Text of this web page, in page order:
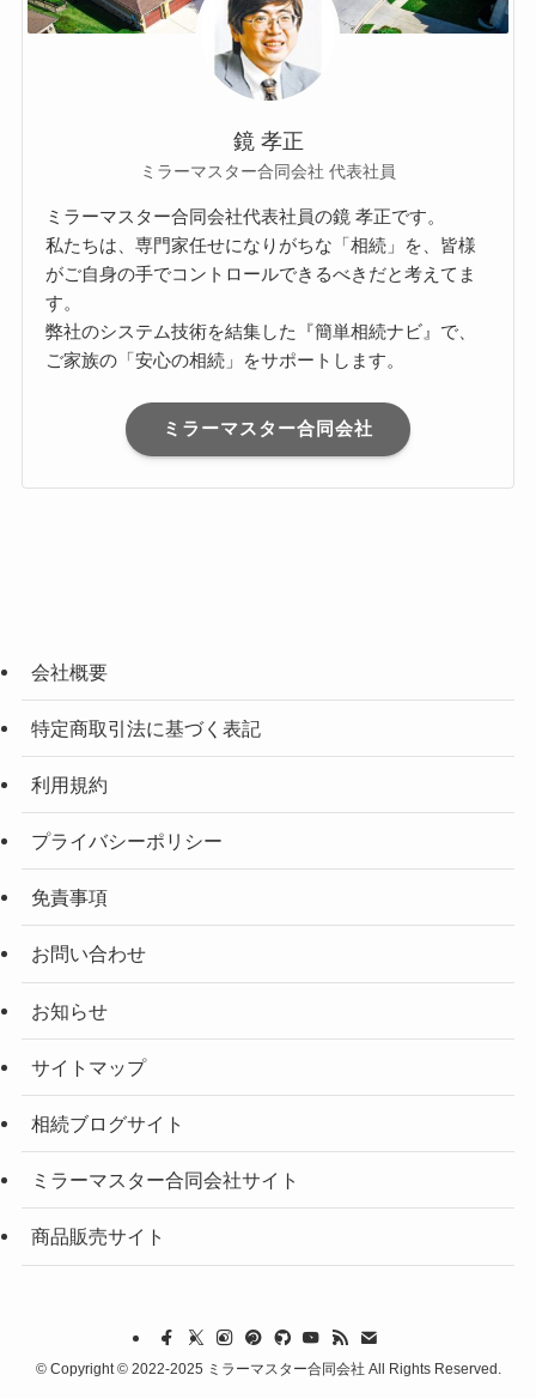
鏡 孝正
ミラーマスター合同会社 代表社員
ミラーマスター合同会社代表社員の鏡 孝正です。
私たちは、専門家任せになりがちな「相続」を、皆様
がご自身の手でコントロールできるべきだと考えてま
す。
弊社のシステム技術を結集した『簡単相続ナビ』で、
ご家族の「安心の相続」をサポートします。
ミラーマスター合同会社
会社概要
特定商取引法に基づく表記
利用規約
プライバシーポリシー
免責事項
お問い合わせ
お知らせ
サイトマップ
相続ブログサイト
ミラーマスター合同会社サイト
商品販売サイト
©Copyright © 2022-2025 ミラーマスター合同会社 All Rights Reserved.